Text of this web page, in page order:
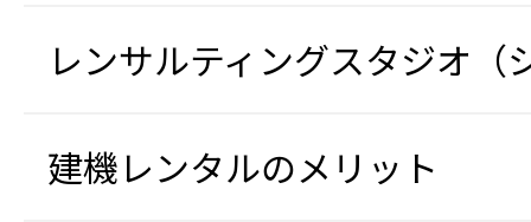
レンサルティングスタジオ（
建機レンタルのメリット